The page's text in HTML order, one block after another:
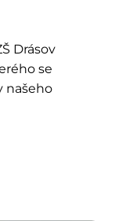
Drásov
se
našeho